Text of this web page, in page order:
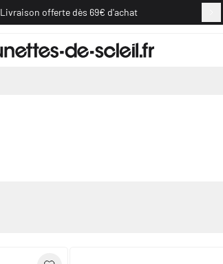
Livraison offerte dès 69€ d'achat